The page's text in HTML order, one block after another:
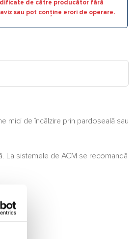
de către producător fără
sau pot conține erori de operare.
mici de încălzire prin pardoseală sau
La sistemele de ACM se recomandă